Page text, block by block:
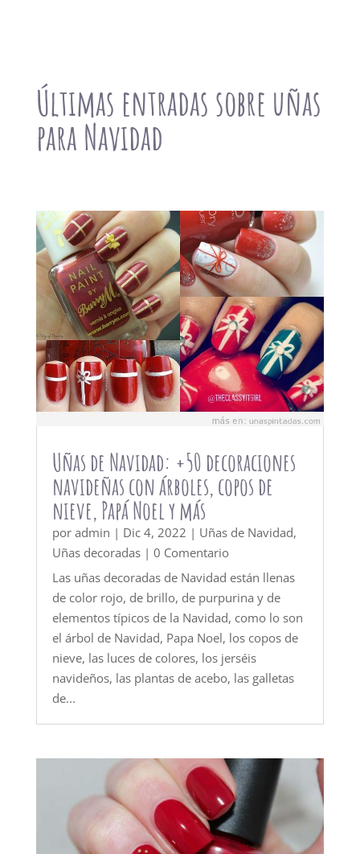
Últimas entradas sobre uñas
para Navidad
Uñas de Navidad: +50 decoraciones
navideñas con árboles, copos de
nieve, Papá Noel y más
por admin | Dic 4, 2022 | Uñas de Navidad,
Uñas decoradas| 0 Comentario
Las uñas decoradas de Navidad están llenas
de color rojo, de brillo, de purpurina y de
elementos típicos de la Navidad, como lo son
el árbol de Navidad, Papa Noel, los copos de
nieve, las luces de colores, los jerséis
navideños, las plantas de acebo, las galletas
de...